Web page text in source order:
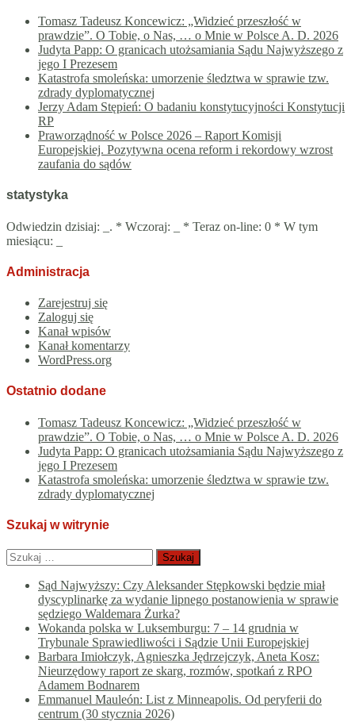
Tomasz Tadeusz Koncewicz: „Widzieć przeszłość w
prawdzie”. O Tobie, o Nas, … o Mnie w Polsce A. D. 2026
Judyta Papp: O granicach utożsamiania Sądu Najwyższego z
jego I Prezesem
Katastrofa smoleńska: umorzenie śledztwa w sprawie tzw.
zdrady dyplomatycznej
Jerzy Adam Stępień: O badaniu konstytucyjności Konstytucji
RP
Praworządność w Polsce 2026 – Raport Komisji
Europejskiej. Pozytywna ocena reform i rekordowy wzrost
zaufania do sądów
statystyka
Odwiedzin dzisiaj: . * Wczoraj:
* Teraz on-line: 0 * W tym
miesiącu:
Administracja
Zarejestruj się
Zaloguj się
Kanał wpisów
Kanał komentarzy
WordPress.org
Ostatnio dodane
Tomasz Tadeusz Koncewicz: „Widzieć przeszłość w
prawdzie”. O Tobie, o Nas, … o Mnie w Polsce A. D. 2026
Judyta Papp: O granicach utożsamiania Sądu Najwyższego z
jego I Prezesem
Katastrofa smoleńska: umorzenie śledztwa w sprawie tzw.
zdrady dyplomatycznej
Szukaj w witrynie
Szukaj:
Sąd Najwyższy: Czy Aleksander Stępkowski będzie miał
dyscyplinarkę za wydanie lipnego postanowienia w sprawie
sędziego Waldemara Żurka?
Wokanda polska w Luksemburgu: 7 – 14 grudnia w
Trybunale Sprawiedliwości i Sądzie Unii Europejskiej
Barbara Imiołczyk, Agnieszka Jędrzejczyk, Aneta Kosz:
Nieurzędowy raport ze skarg, rozmów, spotkań z RPO
Adamem Bodnarem
Emmanuel Mauleón: List z Minneapolis. Od peryferii do
centrum (30 stycznia 2026)